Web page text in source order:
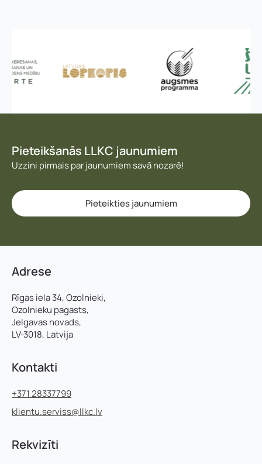
Pieteikšanās LLKC jaunumiem
Uzzini pirmais par jaunumiem savā nozarē!
Pieteikties jaunumiem
Adrese
Rīgas iela 34, Ozolnieki,
Ozolnieku pagasts,
Jelgavas novads,
LV-3018, Latvija
Kontakti
+371 28337799
klientu.serviss@llkc.lv
Rekvizīti